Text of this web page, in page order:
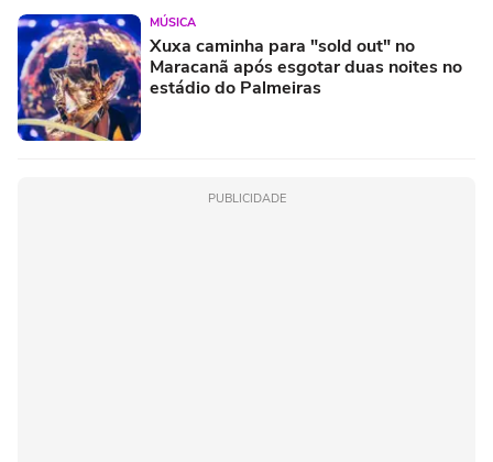
MÚSICA
Xuxa caminha para "sold out" no
Maracanã após esgotar duas noites no
estádio do Palmeiras
PUBLICIDADE